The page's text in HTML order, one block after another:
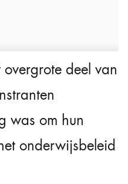
deel van
was om hun
onderwijsbeleid